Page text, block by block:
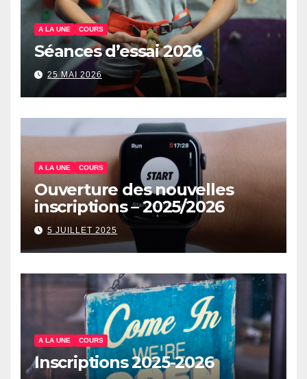
A LA UNE COURS
Séances d’essai 2026
25 MAI 2026
A LA UNE COURS
Ouverture des nouvelles
inscriptions – 2025/2026
5 JUILLET 2025
A LA UNE COURS
Inscriptions 2025-2026